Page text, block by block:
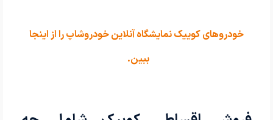
خودروهای کوییک نمایشگاه آنلاین خودروشاپ را از اینجا
ببین.